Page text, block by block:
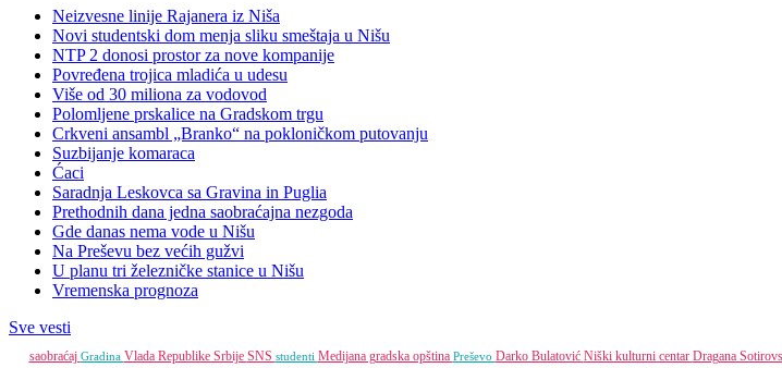
Neizvesne linije Rajanera iz Niša
Novi studentski dom menja sliku smeštaja u Nišu
NTP 2 donosi prostor za nove kompanije
Povređena trojica mladića u udesu
Više od 30 miliona za vodovod
Polomljene prskalice na Gradskom trgu
Crkveni ansambl „Branko“ na pokloničkom putovanju
Suzbijanje komaraca
Ćaci
Saradnja Leskovca sa Gravina in Puglia
Prethodnih dana jedna saobraćajna nezgoda
Gde danas nema vode u Nišu
Na Preševu bez većih gužvi
U planu tri železničke stanice u Nišu
Vremenska prognoza
Sve vesti
saobraćaj Gradina Vlada Republike Srbije SNS studenti Medijana gradska opština Preševo Darko Bulatović Niški kulturni centar Dragana